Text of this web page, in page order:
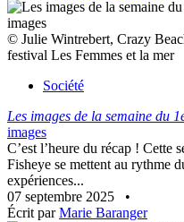
© Julie Wintrebert, Crazy
festival Les Femmes et la mer
Société
Les images de la semaine du
images
C’est l’heure du récap ! Cette
Fisheye se mettent au rythme
expériences...
07 septembre 2025
•
Écrit parMarie Baranger